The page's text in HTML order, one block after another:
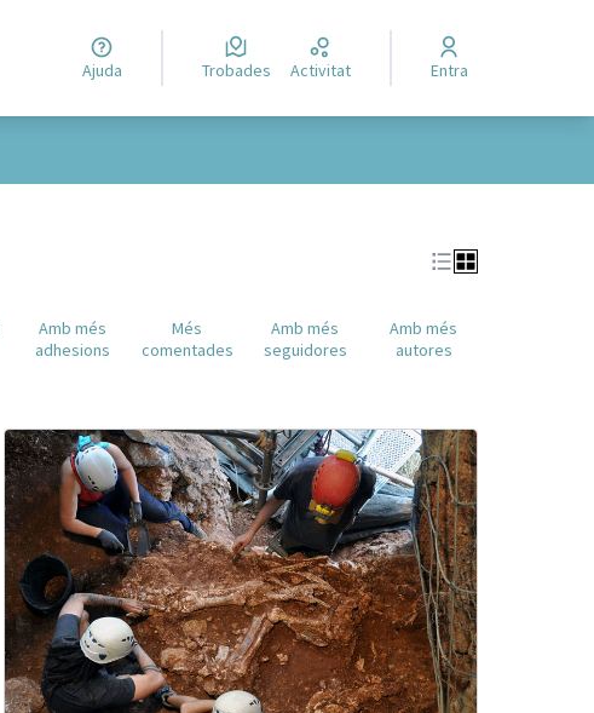
Ajuda Trobades Activitat Entra
Amb més
adhesions
Més
comentades
Amb més
seguidores
Amb més
autores